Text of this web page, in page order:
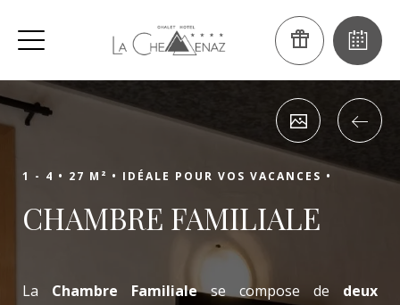
1 - 4 • 27 M² • IDÉALE POUR VOS VACANCES •
CHAMBRE FAMILIALE
La Chambre Familialese compose de deux